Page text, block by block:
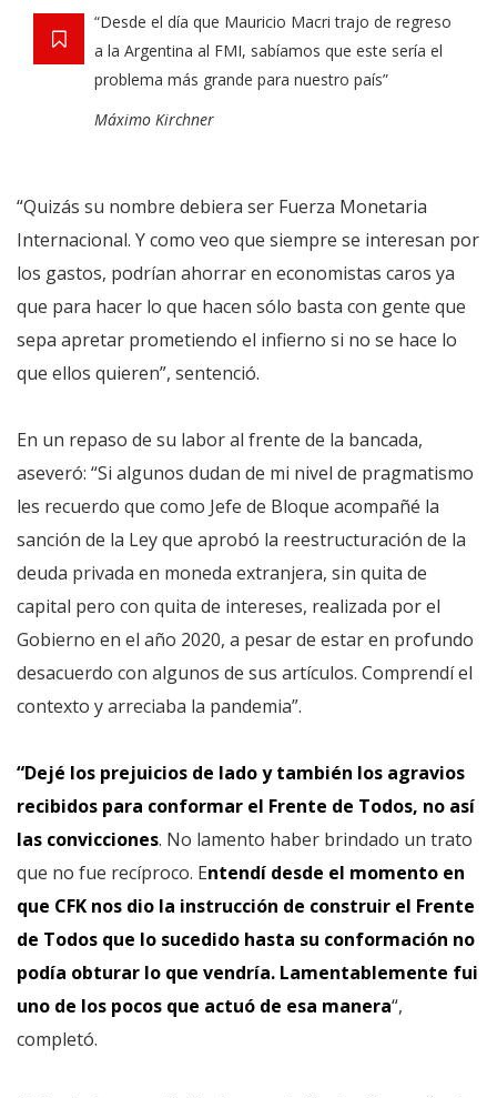
“Desde el día que Mauricio Macri trajo de regreso
a la Argentina al FMI, sabíamos que este sería el
problema más grande para nuestro país”
Máximo Kirchner
“Quizás su nombre debiera ser Fuerza Monetaria
Internacional. Y como veo que siempre se interesan por
los gastos, podrían ahorrar en economistas caros ya
que para hacer lo que hacen sólo basta con gente que
sepa apretar prometiendo el infierno si no se hace lo
que ellos quieren”, sentenció.
En un repaso de su labor al frente de la bancada,
aseveró: “Si algunos dudan de mi nivel de pragmatismo
les recuerdo que como Jefe de Bloque acompañé la
sanción de la Ley que aprobó la reestructuración de la
deuda privada en moneda extranjera, sin quita de
capital pero con quita de intereses, realizada por el
Gobierno en el año 2020, a pesar de estar en profundo
desacuerdo con algunos de sus artículos. Comprendí el
contexto y arreciaba la pandemia”.
“Dejé los prejuicios de lado y también los agravios
recibidos para conformar el Frente de Todos, no así
las convicciones. No lamento haber brindado un trato
que no fue recíproco. Entendí desde el momento en
que CFK nos dio la instrucción de construir el Frente
de Todos que lo sucedido hasta su conformación no
podía obturar lo que vendría. Lamentablemente fui
uno de los pocos que actuó de esa manera“,
completó.